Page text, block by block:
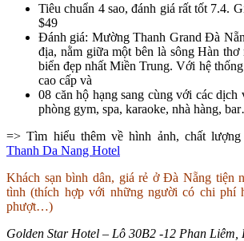
Tiêu chuẩn 4 sao, đánh giá rất tốt 7.4.
$49
Đánh giá: Mường Thanh Grand Đà
địa, nằm giữa một bên là sông Hàn thơ
biển đẹp nhất Miền Trung. Với hệ
cao cấp và
08 căn hộ hạng sang cùng với các
phòng gym, spa, karaoke, nhà hàng,
=> Tìm hiểu thêm về hình ảnh, chất
Thanh Da Nang Hotel
Khách sạn bình dân, giá rẻ ở Đà Nẵng tiện
tình (thích hợp với những người có chi phí
phượt…)
Golden Star Hotel – Lô 30B2 -12 Phan Liêm,